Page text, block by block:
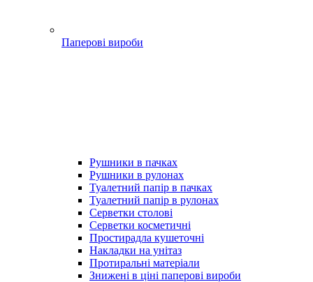
Паперові вироби
Рушники в пачках
Рушники в рулонах
Туалетний папір в пачках
Туалетний папір в рулонах
Серветки столові
Серветки косметичні
Простирадла кушеточні
Накладки на унітаз
Протиральні матеріали
Знижені в ціні паперові вироби